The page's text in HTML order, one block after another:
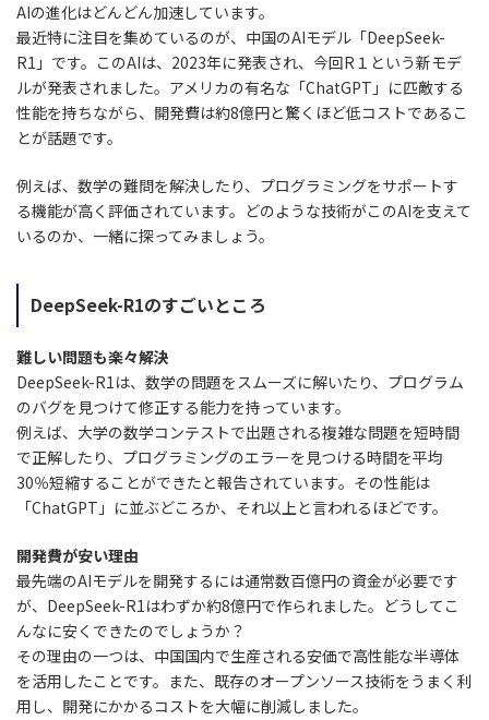
AIの進化はどんどん加速しています。
最近特に注目を集めているのが、中国のAIモデル「DeepSeek-
R1」です。このAIは、2023年に発表され、今回R１という新モデ
ルが発表されました。アメリカの有名な「ChatGPT」に匹敵する
性能を持ちながら、開発費は約8億円と驚くほど低コストであるこ
とが話題です。
例えば、数学の難問を解決したり、プログラミングをサポートす
る機能が高く評価されています。どのような技術がこのAIを支えて
いるのか、一緒に探ってみましょう。
DeepSeek-R1のすごいところ
難しい問題も楽々解決
DeepSeek-R1は、数学の問題をスムーズに解いたり、プログラム
のバグを見つけて修正する能力を持っています。
例えば、大学の数学コンテストで出題される複雑な問題を短時間
で正解したり、プログラミングのエラーを見つける時間を平均
30％短縮することができたと報告されています。その性能は
「ChatGPT」に並ぶどころか、それ以上と言われるほどです。
開発費が安い理由
最先端のAIモデルを開発するには通常数百億円の資金が必要です
が、DeepSeek-R1はわずか約8億円で作られました。どうしてこ
んなに安くできたのでしょうか？
その理由の一つは、中国国内で生産される安価で高性能な半導体
を活用したことです。また、既存のオープンソース技術をうまく利
用し、開発にかかるコストを大幅に削減しました。